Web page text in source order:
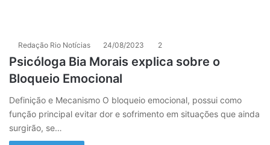
Redação Rio Notícias 24/08/2023 2
Psicóloga Bia Morais explica sobre o
Bloqueio Emocional
Definição e Mecanismo O bloqueio emocional, possui como
função principal evitar dor e sofrimento em situações que ainda
surgirão, se…